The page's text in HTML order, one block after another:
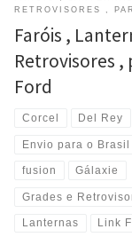
RETROVISORES ,
Faróis ,
Retrovisores ,
Ford
Corcel Del Rey
Envio para o Brasil
fusion Gálaxie
Grades e
Lanternas Link